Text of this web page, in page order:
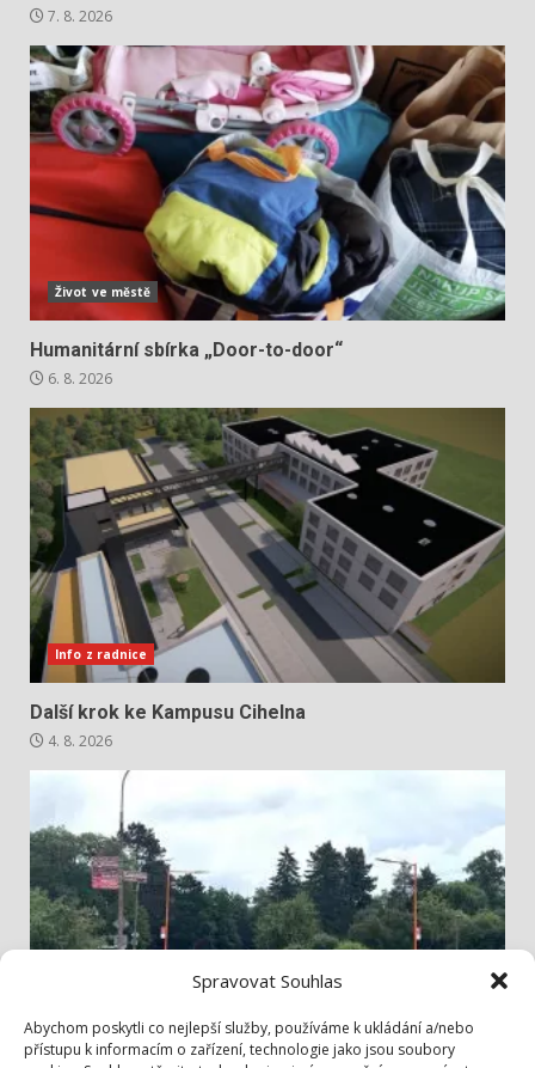
Spravovat Souhlas
Abychom poskytli co nejlepší služby, používáme k ukládání a/nebo
přístupu k informacím o zařízení, technologie jako jsou soubory
7. 8. 2026
Život ve městě
Humanitární sbírka „Door-to-door“
6. 8. 2026
Info z radnice
Další krok ke Kampusu Cihelna
4. 8. 2026